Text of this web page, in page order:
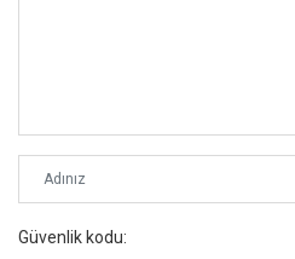
Güvenlik kodu: